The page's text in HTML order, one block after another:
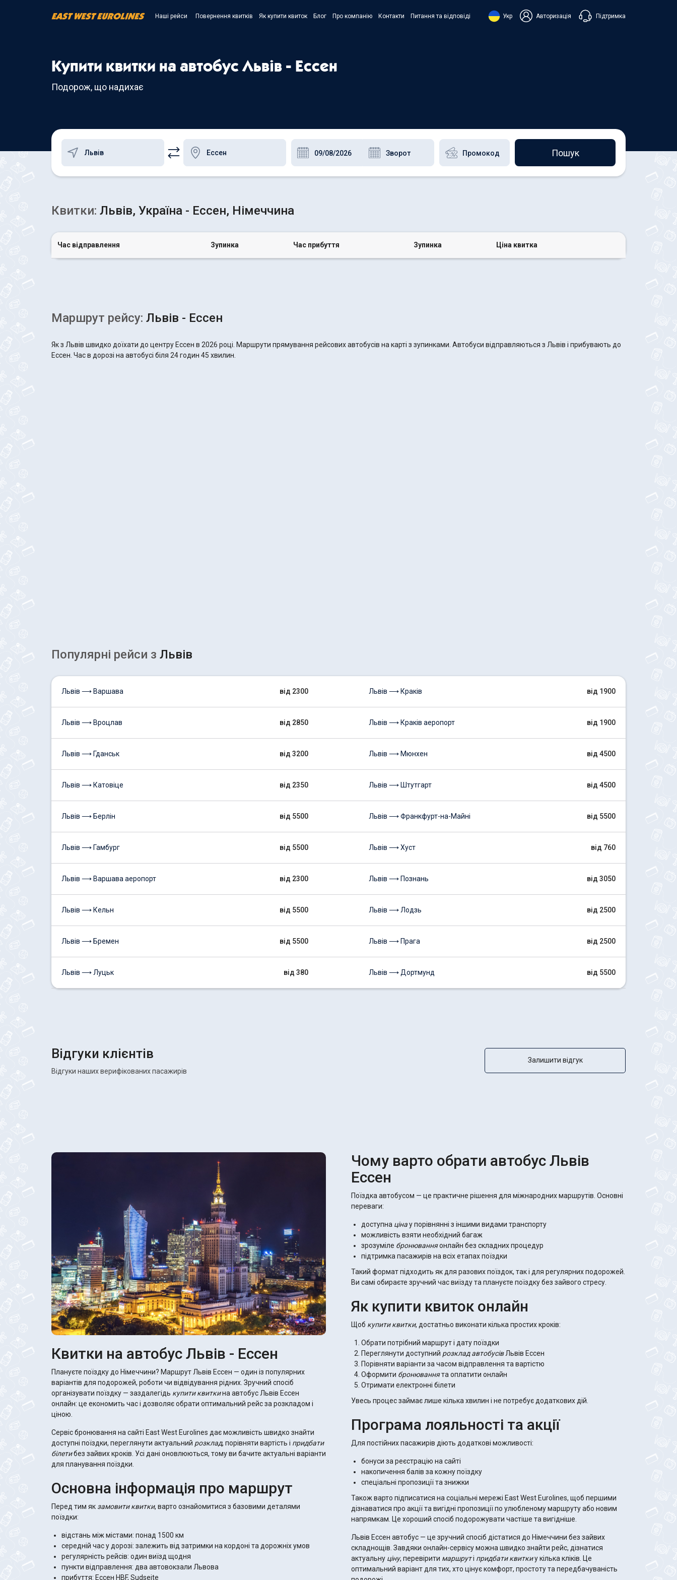
Наші рейси Повернення квитків Як купити квиток Блог Про компанію Контакти Питання та відповіді Укр Авторизація Підтримка
Чат в Messenger
Купити квитки на автобус Львів - Ессен
Подорож, що надихає
Пошук
Квитки: Львів, Україна - Ессен, Німеччина
Час відправлення Зупинка Час прибуття Зупинка Ціна квитка
Маршрут рейсу: Львів - Ессен
Як з Львів швидко доїхати до центру Ессен в 2026 році. Маршрути прямування рейсових автобусів на карті з зупинками. Автобуси відправляються з Львів і прибувають до
Ессен. Час в дорозі на автобусі біля 24 годин 45 хвилин.
Популярні рейcи з Львів
Львів ⟶ Варшава від 2300
Львів ⟶ Вроцлав від 2850
Львів ⟶ Гданськ від 3200
Львів ⟶ Катовіце від 2350
Львів ⟶ Берлін від 5500
Львів ⟶ Гамбург від 5500
Львів ⟶ Варшава аеропорт від 2300
Львів ⟶ Кельн від 5500
Львів ⟶ Бремен від 5500
Львів ⟶ Луцьк від 380
Львів ⟶ Краків від 1900
Львів ⟶ Краків аеропорт від 1900
Львів ⟶ Мюнхен від 4500
Львів ⟶ Штутгарт від 4500
Львів ⟶ Франкфурт-на-Майні від 5500
Львів ⟶ Хуст від 760
Львів ⟶ Познань від 3050
Львів ⟶ Лодзь від 2500
Львів ⟶ Прага від 2500
Львів ⟶ Дортмунд від 5500
Відгуки клієнтів
Відгуки наших верифікованих пасажирів
Залишити відгук
Квитки на автобус Львів - Ессен
Плануєте поїздку до Німеччини? Маршрут Львів Ессен — один із популярних
варіантів для подорожей, роботи чи відвідування рідних. Зручний спосіб
організувати поїздку — заздалегідь купити квиткина автобус Львів Ессен
онлайн: це економить час і дозволяє обрати оптимальний рейс за розкладом і
ціною.
Сервіс бронювання на сайті East West Eurolines дає можливість швидко знайти
доступні поїздки, переглянути актуальний розклад, порівняти вартість і придбати
білетибез зайвих кроків. Усі дані оновлюються, тому ви бачите актуальні варіанти
для планування поїздки.
Основна інформація про маршрут
Перед тим як замовити квитки, варто ознайомитися з базовими деталями
поїздки:
відстань між містами: понад 1500 км
середній час у дорозі: залежить від затримки на кордоні та дорожніх умов
регулярність рейсів: один виїзд щодня
пункти відправлення: два автовокзали Львова
прибуття: Ессен HBF, Sudseite
Чому варто обрати автобус Львів
Ессен
Поїздка автобусом — це практичне рішення для міжнародних маршрутів. Основні
переваги:
доступна цінау порівнянні з іншими видами транспорту
можливість взяти необхідний багаж
зрозуміле бронюванняонлайн без складних процедур
підтримка пасажирів на всіх етапах поїздки
Такий формат підходить як для разових поїздок, так і для регулярних подорожей.
Ви самі обираєте зручний час виїзду та плануєте поїздку без зайвого стресу.
Як купити квиток онлайн
Щоб купити квитки, достатньо виконати кілька простих кроків:
Обрати потрібний маршрут і дату поїздки
Переглянути доступний розклад автобусівЛьвів Ессен
Порівняти варіанти за часом відправлення та вартістю
Оформити бронюваннята оплатити онлайн
Отримати електронні білети
Увесь процес займає лише кілька хвилин і не потребує додаткових дій.
Програма лояльності та акції
Для постійних пасажирів діють додаткові можливості:
бонуси за реєстрацію на сайті
накопичення балів за кожну поїздку
спеціальні пропозиції та знижки
Також варто підписатися на соціальні мережі East West Eurolines, щоб першими
дізнаватися про акції та вигідні пропозиції по улюбленому маршруту або новим
напрямкам. Це хороший спосіб подорожувати частіше та вигідніше.
Львів Ессен автобус — це зручний спосіб дістатися до Німеччини без зайвих
складнощів. Завдяки онлайн-сервісу можна швидко знайти рейс, дізнатися
актуальну ціну, перевірити маршруті придбати квиткиу кілька кліків. Це
оптимальний варіант для тих, хто цінує комфорт, простоту та передбачуваність